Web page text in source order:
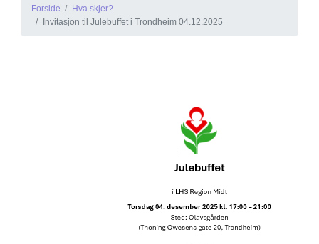
Forside
Hva skjer?
Invitasjon til Julebuffet i Trondheim 04.12.2025